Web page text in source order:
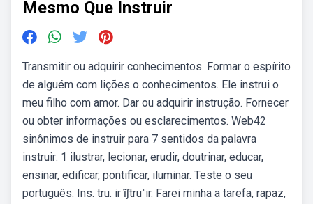
Mesmo Que Instruir
Transmitir ou adquirir conhecimentos. Formar o espírito
de alguém com lições o conhecimentos. Ele instrui o
meu filho com amor. Dar ou adquirir instrução. Fornecer
ou obter informações ou esclarecimentos. Web42
sinônimos de instruir para 7 sentidos da palavra
instruir: 1 ilustrar, lecionar, erudir, doutrinar, educar,
ensinar, edificar, pontificar, iluminar. Teste o seu
português. Ins. tru. ir ĩʃtruˈir. Farei minha a tarefa, rapaz,